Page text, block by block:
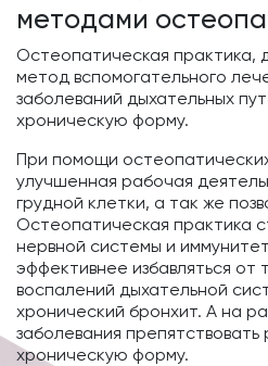
методами
Остеопатическая практика,
метод вспомогательного
заболеваний дыхательных
хроническую форму.
При помощи
улучшенная рабочая
грудной клетки, а так же
Остеопатическая практика
нервной системы и
эффективнее избавляться от
воспалений дыхательной
хронический бронхит. А на
заболевания препятствовать
хроническую форму.